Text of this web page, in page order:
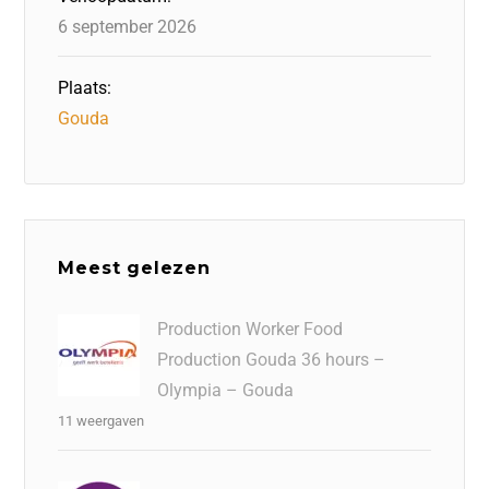
6 september 2026
Plaats:
Gouda
Meest gelezen
Production Worker Food
Production Gouda 36 hours –
Olympia – Gouda
11 weergaven